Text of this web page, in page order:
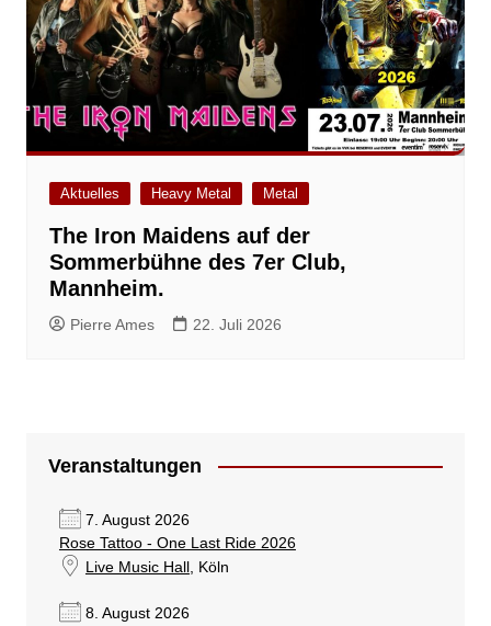
Aktuelles Heavy Metal Metal
The Iron Maidens auf der
Sommerbühne des 7er Club,
Mannheim.
Pierre Ames 22. Juli 2026
Veranstaltungen
7. August 2026
Rose Tattoo - One Last Ride 2026
Live Music Hall, Köln
8. August 2026